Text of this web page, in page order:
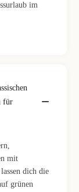
im
für
mit
dich die
grünen